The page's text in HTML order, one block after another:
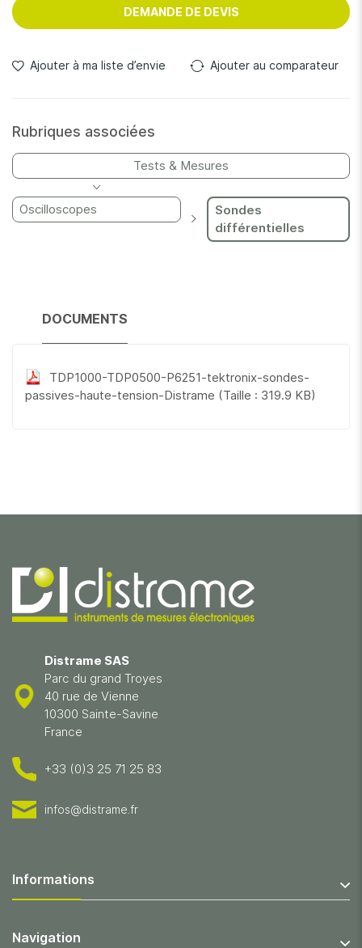
DEMANDE DE DEVIS
Ajouter à ma liste d’envie Ajouter au comparateur
Rubriques associées
Tests & Mesures
Oscilloscopes
Sondes
différentielles
DOCUMENTS
TDP1000-TDP0500-P6251-tektronix-sondes-
passives-haute-tension-Distrame (Taille : 319.9 KB)
Distrame SAS
Parc du grand Troyes
40 rue de Vienne
10300 Sainte-Savine
France
+33 (0)3 25 71 25 83
infos@distrame.fr
Informations
Navigation